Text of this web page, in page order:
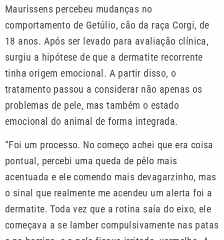
Maurissens percebeu mudanças no
comportamento de Getúlio, cão da raça Corgi, de
18 anos. Após ser levado para avaliação clínica,
surgiu a hipótese de que a dermatite recorrente
tinha origem emocional. A partir disso, o
tratamento passou a considerar não apenas os
problemas de pele, mas também o estado
emocional do animal de forma integrada.
“Foi um processo. No começo achei que era coisa
pontual, percebi uma queda de pêlo mais
acentuada e ele comendo mais devagarzinho, mas
o sinal que realmente me acendeu um alerta foi a
dermatite. Toda vez que a rotina saía do eixo, ele
começava a se lamber compulsivamente nas patas